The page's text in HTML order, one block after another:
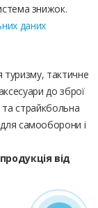
знижок.
даних
тактичне
до зброї
страйкбольна
для самооборони і
від